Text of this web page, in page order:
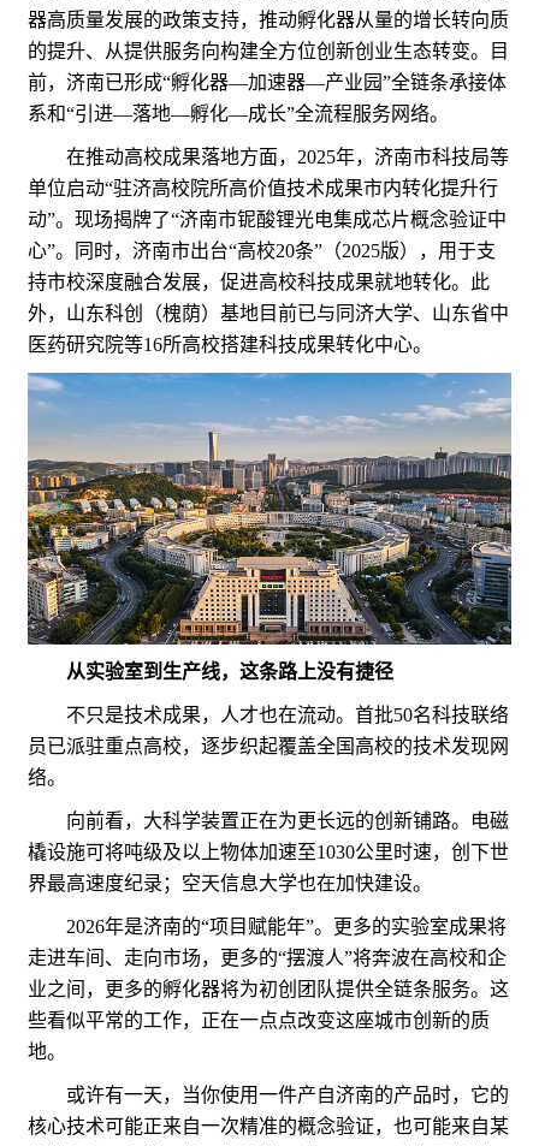
器高质量发展的政策支持，推动孵化器从量的增长转向质
的提升、从提供服务向构建全方位创新创业生态转变。目
前，济南已形成“孵化器—加速器—产业园”全链条承接体
系和“引进—落地—孵化—成长”全流程服务网络。
在推动高校成果落地方面，2025年，济南市科技局等
单位启动“驻济高校院所高价值技术成果市内转化提升行
动”。现场揭牌了“济南市铌酸锂光电集成芯片概念验证中
心”。同时，济南市出台“高校20条”（2025版），用于支
持市校深度融合发展，促进高校科技成果就地转化。此
外，山东科创（槐荫）基地目前已与同济大学、山东省中
医药研究院等16所高校搭建科技成果转化中心。
从实验室到生产线，这条路上没有捷径
不只是技术成果，人才也在流动。首批50名科技联络
员已派驻重点高校，逐步织起覆盖全国高校的技术发现网
络。
向前看，大科学装置正在为更长远的创新铺路。电磁
橇设施可将吨级及以上物体加速至1030公里时速，创下世
界最高速度纪录；空天信息大学也在加快建设。
2026年是济南的“项目赋能年”。更多的实验室成果将
走进车间、走向市场，更多的“摆渡人”将奔波在高校和企
业之间，更多的孵化器将为初创团队提供全链条服务。这
些看似平常的工作，正在一点点改变这座城市创新的质
地。
或许有一天，当你使用一件产自济南的产品时，它的
核心技术可能正来自一次精准的概念验证，也可能来自某